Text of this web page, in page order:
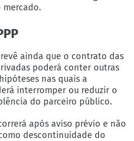
ainda que o contrato das
poderá conter outras
nas quais a
interromper ou reduzir o
do parceiro público.
após aviso prévio e não
descontinuidade do